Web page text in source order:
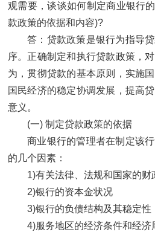
观需要，谈谈如何制定商业银行
款政策的依据和内容)?
答：贷款政策是银行为指导
序。正确制定和执行贷款政策，
为，贯彻贷款的基本原则，实施
国民经济的稳定协调发展，提高
意义。
(一) 制定贷款政策的依据
商业银行的管理者在制定该
的几个因素：
1)有关法律、法规和国家的财
2)银行的资本金状况
3)银行的负债结构及其稳定性
4)服务地区的经济条件和经济